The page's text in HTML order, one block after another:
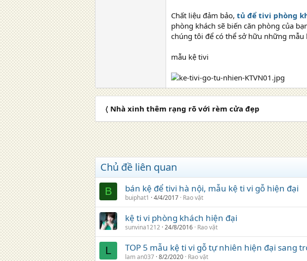
Chất liệu đảm bảo, tủ để tivi phòng
phòng khách sẽ biến căn phòng của
chúng tôi để có thể sở hữu những
mẫu kệ tivi
〈 Nhà xinh thêm rạng rõ với rèm cửa đẹp
Chủ đề liên quan
B bán kệ để tivi hà nội, mẫu kệ ti vi gỗ hiện đại
buiphat1 4/4/2017 Rao vặt
kệ ti vi phòng khách hiện đại
sunvina1212 24/8/2016 Rao vặt
L TOP 5 mẫu kệ ti vi gỗ tự nhiên hiện đại sang
lam an037 8/2/2020 Rao vặt